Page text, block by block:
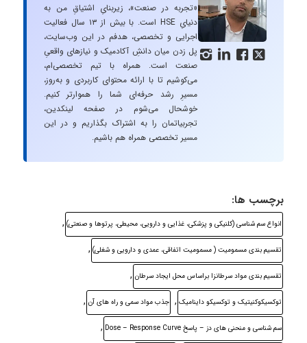
   
«تجربه در صنعت»، زیربنایِ اشتیاقِ من به
دنیایِ HSE است. با بیش از ۱۳ سال فعالیت
اجرایی و تخصصی، هدفم در این وب‌سایت،
پل زدن میان دانشِ آکادمیک و نیازهای واقعیِ
صنعت است. همراه با تیم تخصصی‌ام،
می‌کوشیم تا با ارائه محتوای کاربردی و به‌روز،
مسیرِ رشد حرفه‌ای شما را هموارتر کنیم.
خوشحال می‌شوم در صفحه لینکدین،
تجربیاتمان را به اشتراک بگذاریم و در این
مسیر تخصصی همراه هم باشیم.
برچسب ها:
انواع سم شناسی (کلنیکی و پزشکی، غذایی و دارویی، محیطی، پرتوها و صنعتی) ,
تقسیم بندی مسمومیت ( مسموميت اتفاقی، عمدی و دارویی و شغلی) ,
تقسیم بندی مواد سرطانزا براساس محل ایجاد سرطان ,
توکسیکوکنیتیک و توکسیکو داینامیک , جذب مواد سمی و راه های آن ,
سم شناسی و منحنی های دز – پاسخ Dose – Response Curve ,